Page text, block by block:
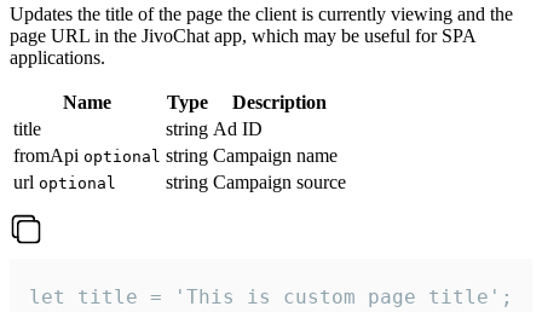
Updates the title of the page the client is currently viewing and the
page URL in the JivoChat app, which may be useful for SPA
applications.
Name Type
Description
title
string Ad ID
fromApi optional string Campaign name
url optional string Campaign source
let title = 'This is custom page title';